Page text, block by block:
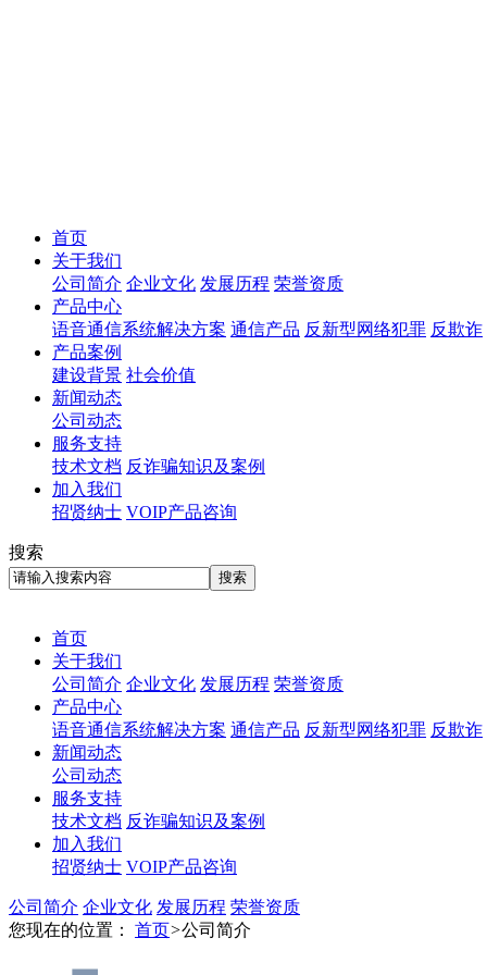
首页
关于我们
公司简介 企业文化 发展历程 荣誉资质
产品中心
语音通信系统解决方案 通信产品 反新型网络犯罪 反欺诈
产品案例
建设背景 社会价值
新闻动态
公司动态
服务支持
技术文档 反诈骗知识及案例
加入我们
招贤纳士 VOIP产品咨询
搜索
首页
关于我们
公司简介 企业文化 发展历程 荣誉资质
产品中心
语音通信系统解决方案 通信产品 反新型网络犯罪 反欺诈
新闻动态
公司动态
服务支持
技术文档 反诈骗知识及案例
加入我们
招贤纳士 VOIP产品咨询
公司简介 企业文化 发展历程 荣誉资质
您现在的位置： 首页>公司简介